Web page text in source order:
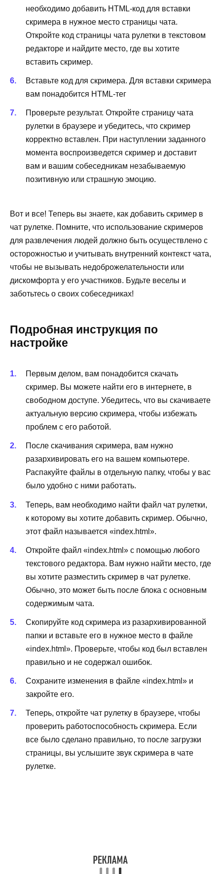
необходимо добавить HTML-код для вставки
скримера в нужное место страницы чата.
Откройте код страницы чата рулетки в текстовом
редакторе и найдите место, где вы хотите
вставить скример.
Вставьте код для скримера. Для вставки скримера
вам понадобится HTML-тег
Проверьте результат. Откройте страницу чата
рулетки в браузере и убедитесь, что скример
корректно вставлен. При наступлении заданного
момента воспроизведется скример и доставит
вам и вашим собеседникам незабываемую
позитивную или страшную эмоцию.
Вот и все! Теперь вы знаете, как добавить скример в
чат рулетке. Помните, что использование скримеров
для развлечения людей должно быть осуществлено с
осторожностью и учитывать внутренний контекст чата,
чтобы не вызывать недоброжелательности или
дискомфорта у его участников. Будьте веселы и
заботьтесь о своих собеседниках!
Подробная инструкция по
настройке
Первым делом, вам понадобится скачать
скример. Вы можете найти его в интернете, в
свободном доступе. Убедитесь, что вы скачиваете
актуальную версию скримера, чтобы избежать
проблем с его работой.
После скачивания скримера, вам нужно
разархивировать его на вашем компьютере.
Распакуйте файлы в отдельную папку, чтобы у вас
было удобно с ними работать.
Теперь, вам необходимо найти файл чат рулетки,
к которому вы хотите добавить скример. Обычно,
этот файл называется «index.html».
Откройте файл «index.html» с помощью любого
текстового редактора. Вам нужно найти место, где
вы хотите разместить скример в чат рулетке.
Обычно, это может быть после блока с основным
содержимым чата.
Скопируйте код скримера из разархивированной
папки и вставьте его в нужное место в файле
«index.html». Проверьте, чтобы код был вставлен
правильно и не содержал ошибок.
Сохраните изменения в файле «index.html» и
закройте его.
Теперь, откройте чат рулетку в браузере, чтобы
проверить работоспособность скримера. Если
все было сделано правильно, то после загрузки
страницы, вы услышите звук скримера в чате
рулетке.